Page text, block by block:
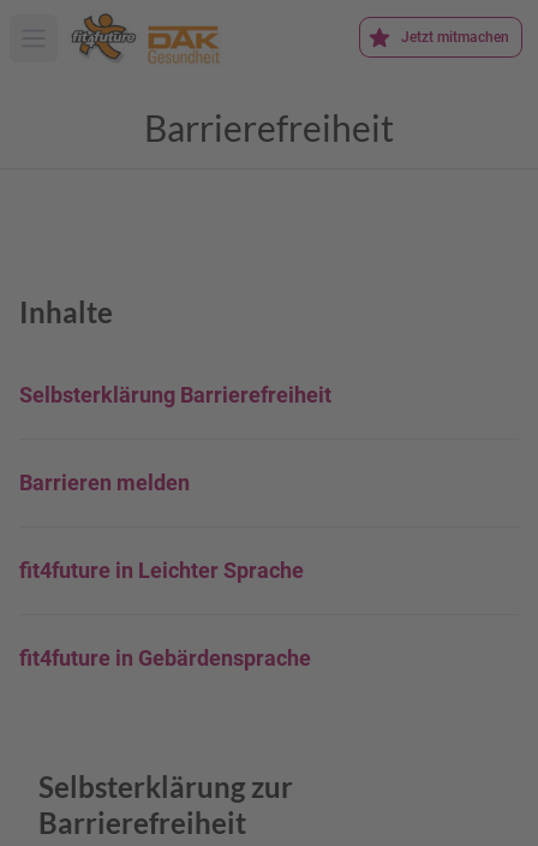
Hauptmenü öffnen
Jetzt mitmachen
Barrierefreiheit
Inhalte
Selbsterklärung Barrierefreiheit
Barrieren melden
fit4future in Leichter Sprache
fit4future in Gebärdensprache
Selbsterklärung zur
Barrierefreiheit